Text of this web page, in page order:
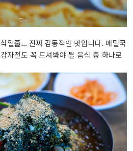
일줄... 진짜 감동적인 맛입니다. 메밀국
자전도 꼭 드셔봐야 될 음식 중 하나로